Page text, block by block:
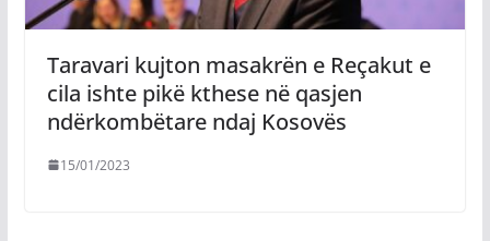
Taravari kujton masakrën e Reçakut e
cila ishte pikë kthese në qasjen
ndërkombëtare ndaj Kosovës
15/01/2023